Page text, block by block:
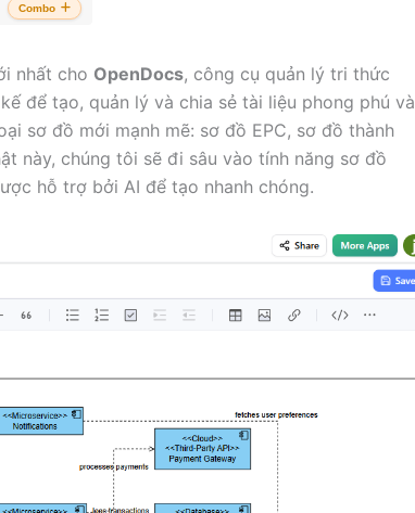
Combo
nhất cho OpenDocs, công cụ quản lý tri thức
để tạo, quản lý và chia sẻ tài liệu phong phú và
sơ đồ mới mạnh mẽ: sơ đồ EPC, sơ đồ thành
này, chúng tôi sẽ đi sâu vào tính năng sơ đồ
hỗ trợ bởi AI để tạo nhanh chóng.